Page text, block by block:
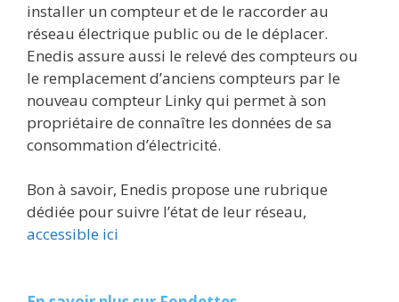
installer un compteur et de le raccorder au
réseau électrique public ou de le déplacer.
Enedis assure aussi le relevé des compteurs ou
le remplacement d’anciens compteurs par le
nouveau compteur Linky qui permet à son
propriétaire de connaître les données de sa
consommation d’électricité.
Bon à savoir, Enedis propose une rubrique
dédiée pour suivre l’état de leur réseau,
accessible ici